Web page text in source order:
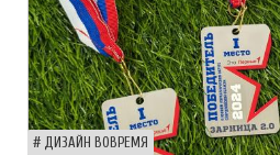
ДИЗАЙН ВОВРЕМЯ